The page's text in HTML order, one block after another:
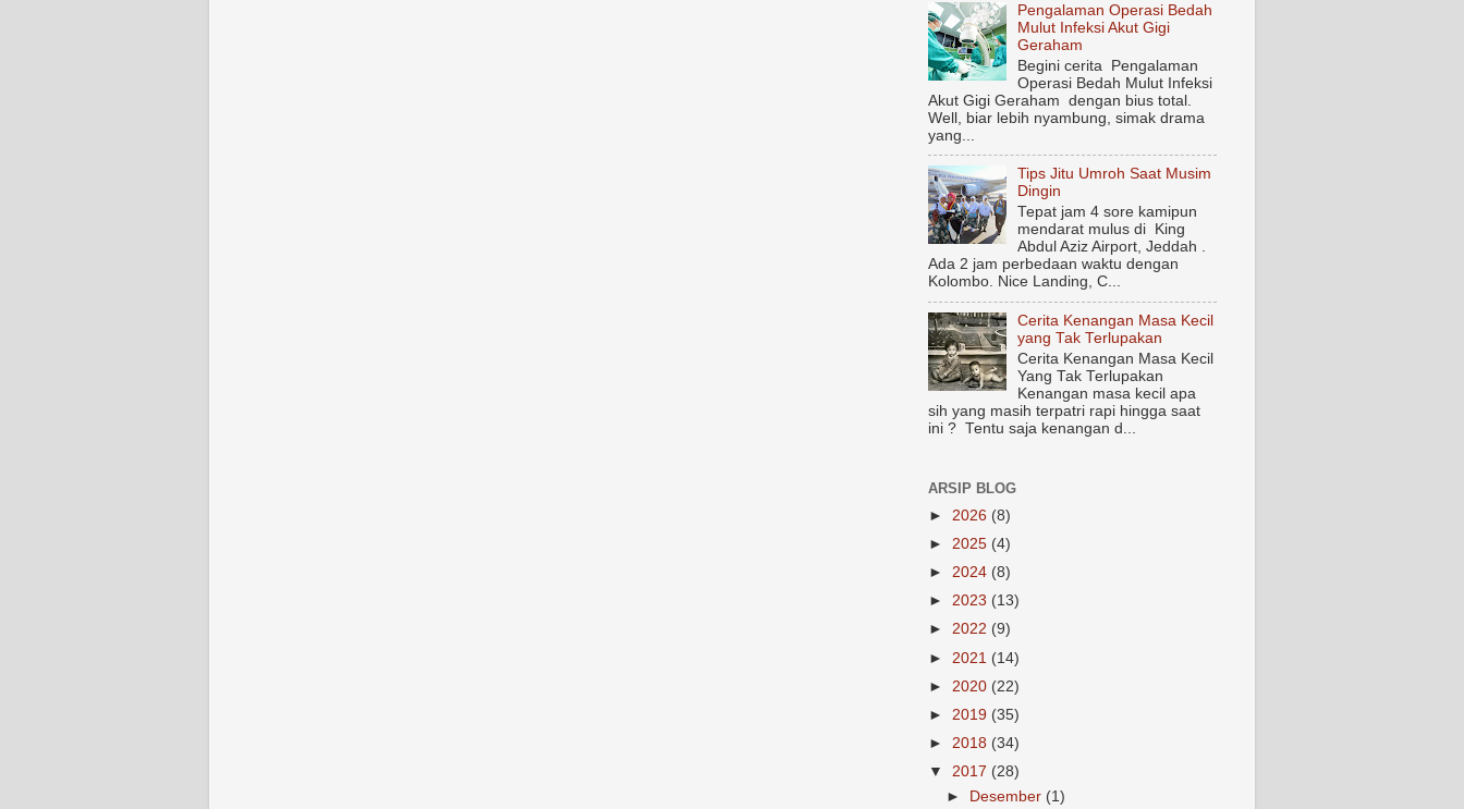
Pengalaman Operasi Bedah
Mulut Infeksi Akut Gigi
Geraham
Begini cerita Pengalaman
Operasi Bedah Mulut Infeksi
Akut Gigi Geraham dengan bius total.
Well, biar lebih nyambung, simak drama
yang...
Tips Jitu Umroh Saat Musim
Dingin
Tepat jam 4 sore kamipun
mendarat mulus di King
Abdul Aziz Airport, Jeddah .
Ada 2 jam perbedaan waktu dengan
Kolombo. Nice Landing, C...
Cerita Kenangan Masa Kecil
yang Tak Terlupakan
Cerita Kenangan Masa Kecil
Yang Tak Terlupakan
Kenangan masa kecil apa
sih yang masih terpatri rapi hingga saat
ini ? Tentu saja kenangan d...
ARSIP BLOG
► 2026 (8)
► 2025 (4)
► 2024 (8)
► 2023 (13)
► 2022 (9)
► 2021 (14)
► 2020 (22)
► 2019 (35)
► 2018 (34)
▼ 2017 (28)
►
Desember (1)